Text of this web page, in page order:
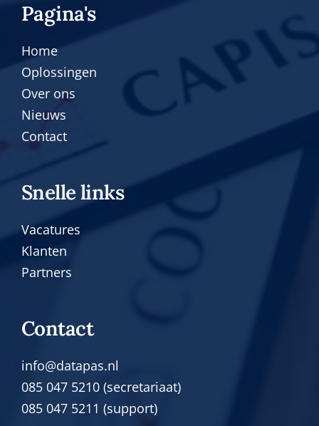
Pagina's
Home
Oplossingen
Over ons
Nieuws
Contact
Snelle links
Vacatures
Klanten
Partners
Contact
info@datapas.nl
085 047 5210 (secretariaat)
085 047 5211 (support)